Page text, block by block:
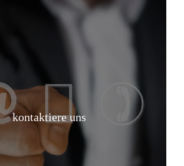
Lösung 1,4-Butandiol
kontaktiere uns